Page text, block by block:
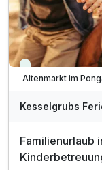
Viele Termine frei
Kesselgrubs
Familienurlaub